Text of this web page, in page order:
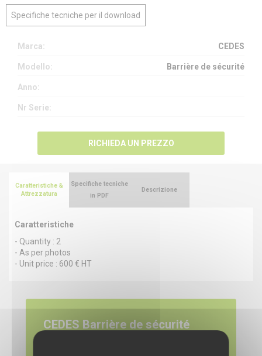
Specifiche tecniche per il download
Marca: CEDES
Modello: Barrière de sécurité
Anno:
Nr Serie:
RICHIEDA UN PREZZO
Caratteristiche &
Attrezzatura
Caratteristiche
- Quantity : 2
- As per photos
- Unit price : 600 € HT
Specifiche tecniche
in PDF
Descrizione
CEDES Barrière de sécurité